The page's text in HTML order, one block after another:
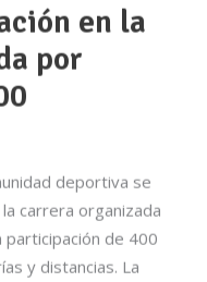
en la
por
deportiva se
carrera organizada
participación de 400
y distancias. La